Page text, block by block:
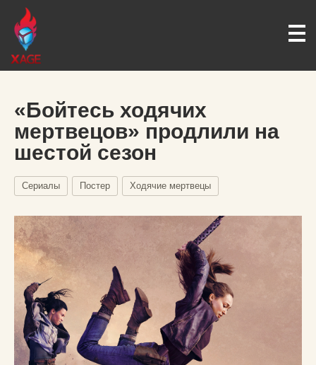
«Бойтесь ходячих
мертвецов» продлили на
шестой сезон
Сериалы Постер Ходячие мертвецы